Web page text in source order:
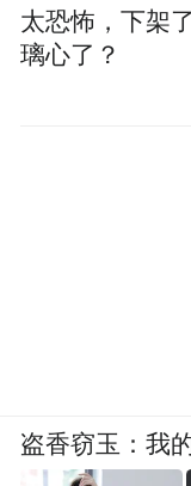
太恐怖，下架
璃心了？
盗香窃玉：我